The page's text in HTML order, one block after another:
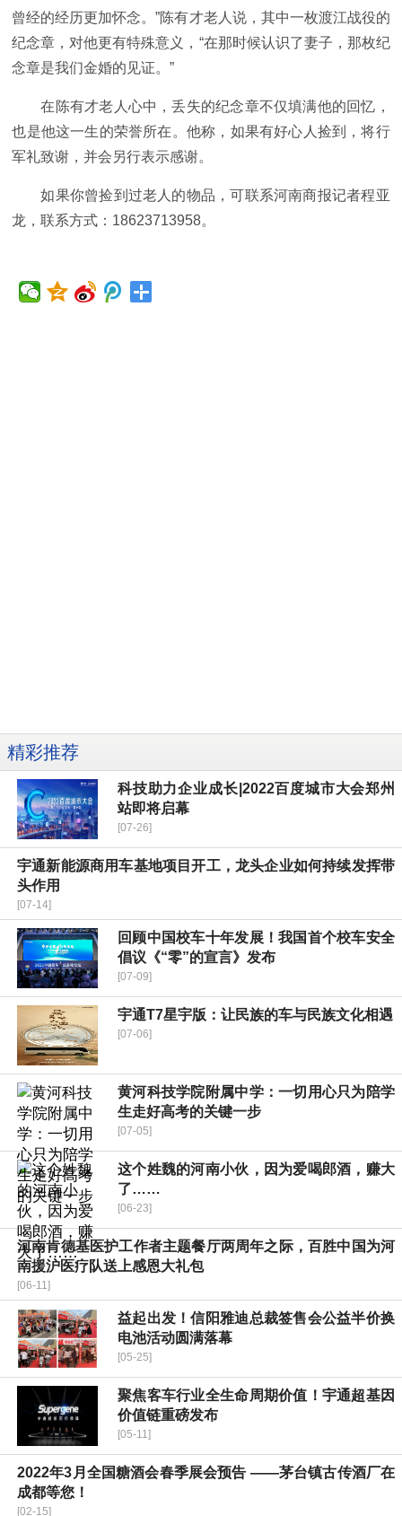
曾经的经历更加怀念。”陈有才老人说，其中一枚渡江战役的
纪念章，对他更有特殊意义，“在那时候认识了妻子，那枚纪
念章是我们金婚的见证。”
在陈有才老人心中，丢失的纪念章不仅填满他的回忆，
也是他这一生的荣誉所在。他称，如果有好心人捡到，将行
军礼致谢，并会另行表示感谢。
如果你曾捡到过老人的物品，可联系河南商报记者程亚
龙，联系方式：18623713958。
精彩推荐
科技助力企业成长|2022百度城市大会郑州
站即将启幕
[07-26]
宇通新能源商用车基地项目开工，龙头企业如何持续发挥带
头作用
[07-14]
回顾中国校车十年发展！我国首个校车安全
倡议《“零”的宣言》发布
[07-09]
宇通T7星宇版：让民族的车与民族文化相遇
[07-06]
黄河科技学院附属中学：一切用心只为陪学
生走好高考的关键一步
[07-05]
这个姓魏的河南小伙，因为爱喝郎酒，赚大
了……
[06-23]
河南肯德基医护工作者主题餐厅两周年之际，百胜中国为河
南援沪医疗队送上感恩大礼包
[06-11]
益起出发！信阳雅迪总裁签售会公益半价换
电池活动圆满落幕
[05-25]
聚焦客车行业全生命周期价值！宇通超基因
价值链重磅发布
[05-11]
2022年3月全国糖酒会春季展会预告 ——茅台镇古传酒厂在
成都等您！
[02-15]